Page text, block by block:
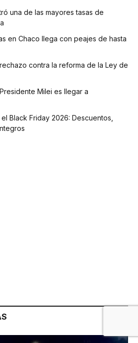
una de las mayores tasas de
en Chaco llega con peajes de hasta
contra la reforma de la Ley de
Milei es llegar a
Black Friday 2026: Descuentos,